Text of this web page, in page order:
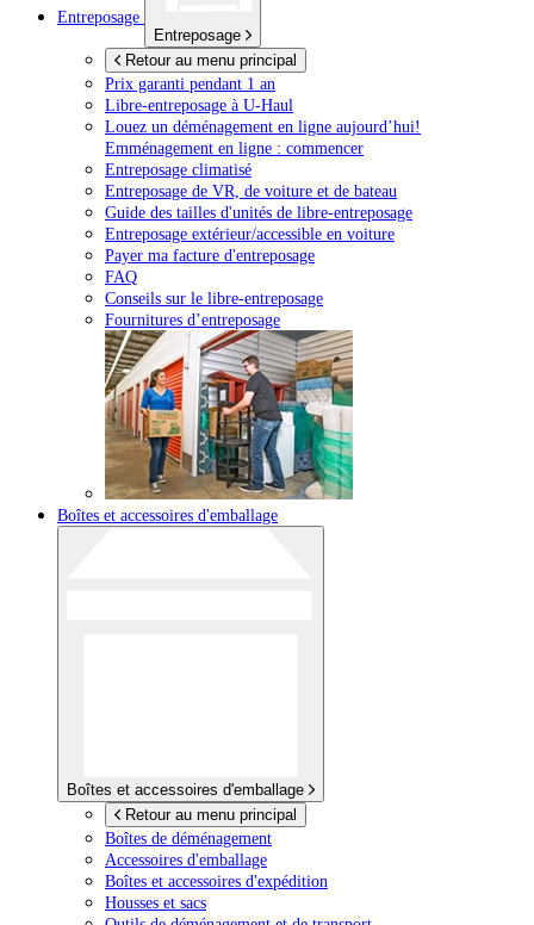
Entreposage
Entreposage
Retour au menu principal
Prix garanti pendant 1 an
Libre-entreposage à U-Haul
Louez un déménagement en ligne aujourd’hui!
Emménagement en ligne : commencer
Entreposage climatisé
Entreposage de VR, de voiture et de bateau
Guide des tailles d'unités de libre-entreposage
Entreposage extérieur/accessible en voiture
Payer ma facture d'entreposage
FAQ
Conseils sur le libre-entreposage
Fournitures d’entreposage
Boîtes et accessoires d'emballage
Boîtes et accessoires d'emballage
Retour au menu principal
Boîtes de déménagement
Accessoires d'emballage
Boîtes et accessoires d'expédition
Housses et sacs